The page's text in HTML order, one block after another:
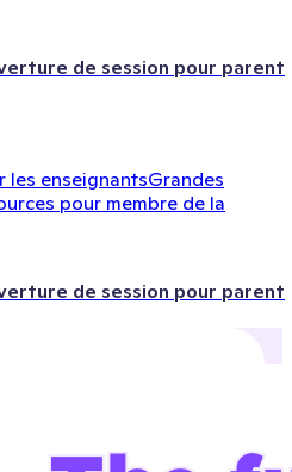
de session pour parent
les enseignantsGrandes
pour membre de la
de session pour parent